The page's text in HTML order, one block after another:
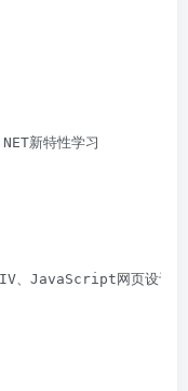
新特性学习
、JavaScript网页设计